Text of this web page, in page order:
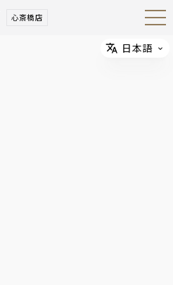
心斎橋店 Open
Navig
Select
日本語